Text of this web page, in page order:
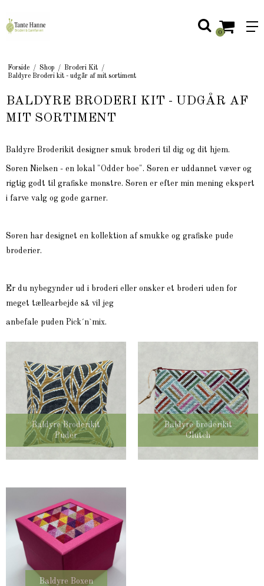
0
Forside / Shop / Broderi Kit
/
Baldyre Broderi kit - udgår af mit sortiment
BALDYRE BRODERI KIT - UDGÅR AF
MIT SORTIMENT
Baldyre Broderikit designer smuk broderi til dig og dit hjem.
Søren Nielsen - en lokal "Odder boe". Søren er uddannet væver og
rigtig godt til grafiske mønstre. Søren er efter min mening ekspert
i farve valg og gode garner.
Søren har designet en kollektion af smukke og grafiske pude
broderier.
Er du nybegynder ud i broderi eller ønsker et broderi uden for
meget tællearbejde så vil jeg
anbefale puden Pick´n`mix.
Baldyre Broderikit
Puder
Baldyre broderikit
Clutch
Baldyre Boxen